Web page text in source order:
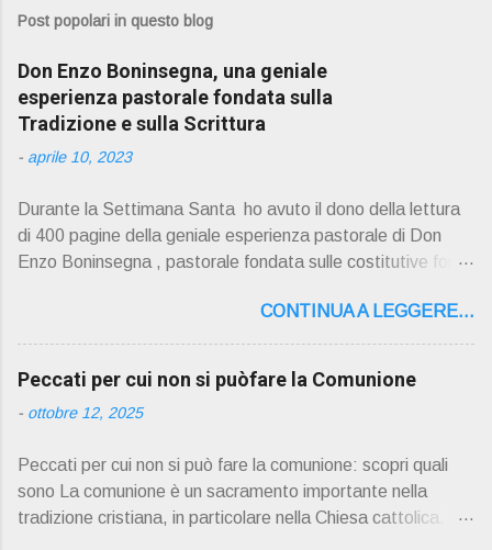
Post popolari in questo blog
Don Enzo Boninsegna, una geniale
esperienza pastorale fondata sulla
Tradizione e sulla Scrittura
- aprile 10, 2023
Durante la Settimana Santa ho avuto il dono della lettura
di 400 pagine della geniale esperienza pastorale di Don
Enzo Boninsegna , pastorale fondata sulle costitutive fon ti
Dio giunta in continuit à ecclesiale a noi per mezzo di Gesù,
degli Apostoli e dei loro successori . Io don Gino Oliosi v
orrei contribuire ad una lettura non pregiudiziale su don
Enzo Boninsegna . Per gli ultimi tempi di vita l'ho scelto
come Confessore. Del suo volume " ERO "CURATO" …
D on Enzo Boninsegna , per ordinazioni Via San Giovanni
Pupatoro,16 – 37134 Verona Tel. 045 8201679 – Cell.
338990 8824 PRESENTAZIONE R icordo che qualche
CONTINUA A LEGGERE...
Peccati per cui non si puòfare la Comunione
- ottobre 12, 2025
Peccati per cui non si può fare la comunione: scopri quali
sono La comunione è un sacramento importante nella
tradizione cristiana, in particolare nella Chiesa cattolica.